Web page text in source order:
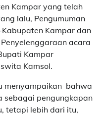
Kampar yang telah
lalu, Pengumuman
Kampar dan
acara
Kampar
Kamsol.
menyampaikan bahwa
sebagai pengungkapan
tetapi lebih dari itu,